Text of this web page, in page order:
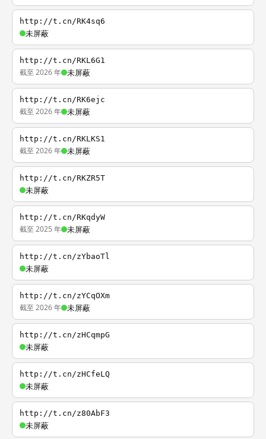
http://t.cn/RK4sq6
未屏蔽
http://t.cn/RKL6G1
截至 2026 年 未屏蔽
http://t.cn/RK6ejc
截至 2026 年 未屏蔽
http://t.cn/RKLKS1
截至 2026 年 未屏蔽
http://t.cn/RKZR5T
未屏蔽
http://t.cn/RKqdyW
截至 2025 年 未屏蔽
http://t.cn/zYbaoTl
未屏蔽
http://t.cn/zYCqOXm
截至 2026 年 未屏蔽
http://t.cn/zHCqmpG
未屏蔽
http://t.cn/zHCfeLQ
未屏蔽
http://t.cn/z80AbF3
未屏蔽